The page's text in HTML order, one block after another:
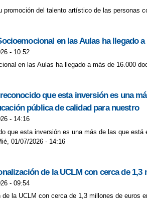
del talento artístico de las personas
en las Aulas ha llegado
- 10:52
en las Aulas ha llegado a más de 16.000
que esta inversión es una
pública de calidad para nuestro
- 14:16
que esta inversión es una más de las que
01/07/2026 - 14:16
de la UCLM con cerca de
- 09:54
la UCLM con cerca de 1,3 millones de euros